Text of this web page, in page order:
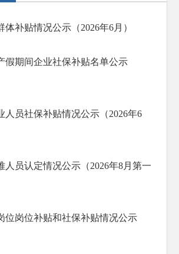
补贴情况公示（2026年6月）
假期间企业社保补贴名单公示
人员社保补贴情况公示（2026年6
人员认定情况公示（2026年8月第一
位岗位补贴和社保补贴情况公示